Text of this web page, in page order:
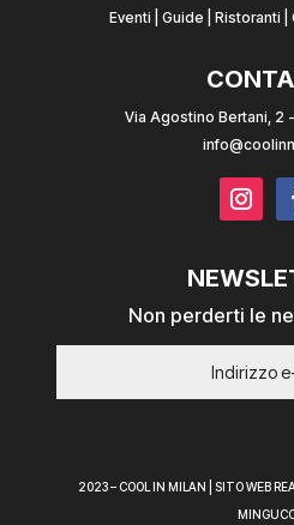
Eventi Guide Ristoranti
Via Agostino Bertani, 2
Non perderti le
2023 – COOL IN MILAN | SITO WEB